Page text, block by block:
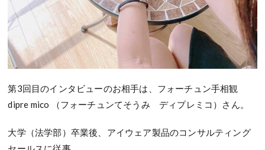
第3回目のインタビューのお相手は、フォーチュン手相観
dipre mico （フォーチュンてそうみ ディプレミコ）さん。
大学（法学部）卒業後、アイウェア製品のコンサルティング